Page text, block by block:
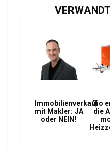
Immobilienverkauf
mit Makler: JA
oder NEIN!
Qio
die